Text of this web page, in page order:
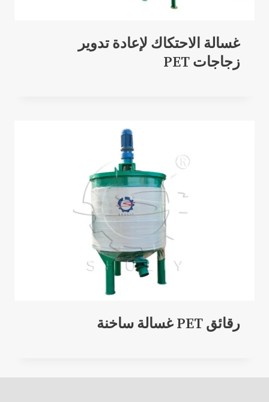
غسالة الاحتكاك لإعادة تدوير
زجاجات PET
رقائق PET غسالة ساخنة